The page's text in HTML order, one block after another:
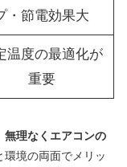
・節電効果大
温度の最適化が
重要
無理なくエアコンの
環境の両面でメリッ